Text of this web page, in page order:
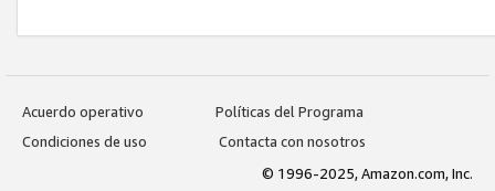
Acuerdo operativo
Políticas del Programa
Condiciones de uso
Contacta con nosotros
© 1996-2025, Amazon.com, Inc.